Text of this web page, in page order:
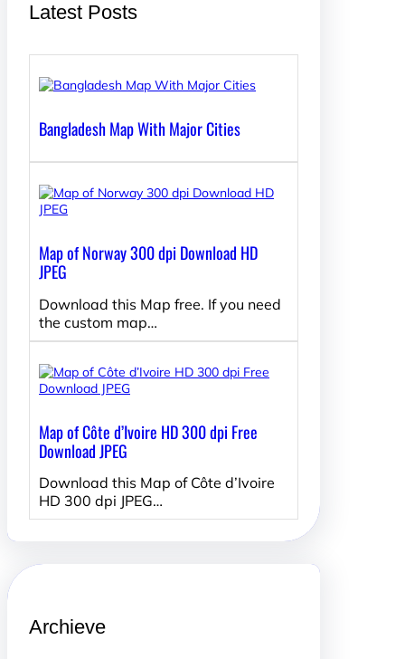
Latest Posts
Bangladesh Map With Major Cities
Map of Norway 300 dpi Download HD
JPEG
Download this Map free. If you need
the custom map…
Map of Côte d’Ivoire HD 300 dpi Free
Download JPEG
Download this Map of Côte d’Ivoire
HD 300 dpi JPEG…
Archieve